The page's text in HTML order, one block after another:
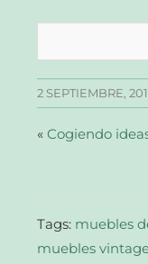
en
abre
una
ventana
nueva)
en
abre
una
ventana
nueva)
2 SEPTIEMBRE,
«Cogiendo
Tags: muebles
muebles